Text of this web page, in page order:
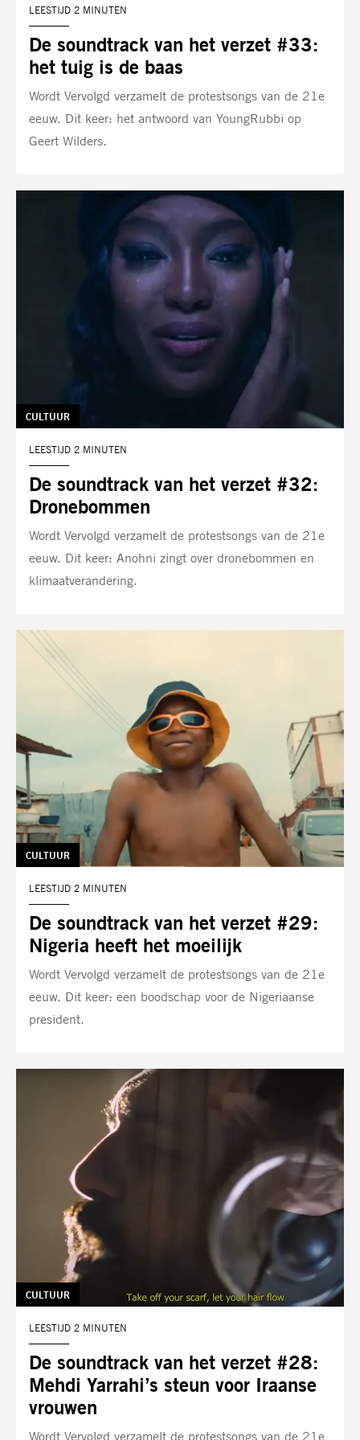
De soundtrack van het verzet #33:
het tuig is de baas
LEESTIJD 2 MINUTEN
Wordt Vervolgd verzamelt de protestsongs van de 21e
eeuw. Dit keer: het antwoord van YoungRubbi op
Geert Wilders.
De soundtrack van het verzet #32:
Dronebommen
TAG:
CULTUUR
LEESTIJD 2 MINUTEN
Wordt Vervolgd verzamelt de protestsongs van de 21e
eeuw. Dit keer: Anohni zingt over dronebommen en
klimaatverandering.
De soundtrack van het verzet #29:
Nigeria heeft het moeilijk
TAG:
CULTUUR
LEESTIJD 2 MINUTEN
Wordt Vervolgd verzamelt de protestsongs van de 21e
eeuw. Dit keer: een boodschap voor de Nigeriaanse
president.
De soundtrack van het verzet #28:
Mehdi Yarrahi’s steun voor Iraanse
vrouwen
TAG:
CULTUUR
LEESTIJD 2 MINUTEN
Wordt Vervolgd verzamelt de protestsongs van de 21e